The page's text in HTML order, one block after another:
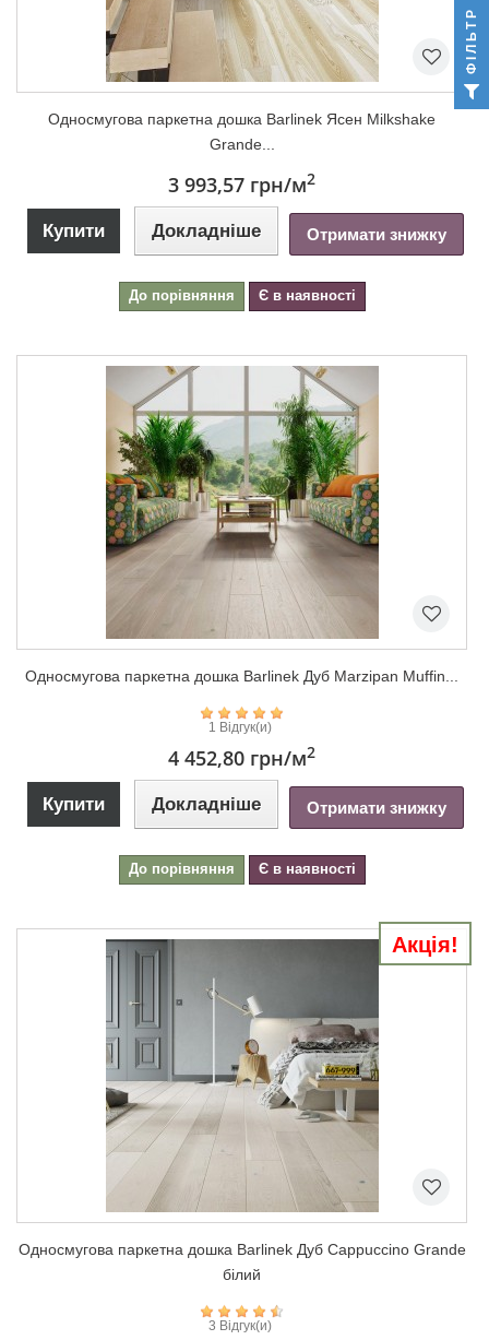
Односмугова паркетна дошка Barlinek Ясен Milkshake
Grande...
3 993,57 грн/м2
Купити Докладніше Отримати знижку
До порівняння Є в наявності
Односмугова паркетна дошка Barlinek Дуб Marzipan Muffin...
1 Відгук(и)
4 452,80 грн/м2
Купити Докладніше Отримати знижку
До порівняння Є в наявності
Акція!
Односмугова паркетна дошка Barlinek Дуб Cappuccino Grande
білий
3 Відгук(и)
ФІЛЬТР